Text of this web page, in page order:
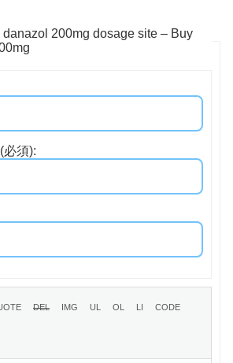
200mg dosage site – Buy
必須):